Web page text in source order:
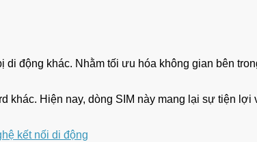
động khác. Nhằm tối ưu hóa không gian bên
khác. Hiện nay, dòng SIM này mang lại sự tiện
kết nối di động